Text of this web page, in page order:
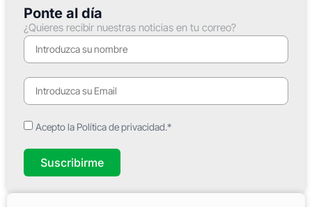
Ponte al día
¿Quieres recibir nuestras noticias en tu correo?
Acepto la Política de privacidad.*
Suscribirme